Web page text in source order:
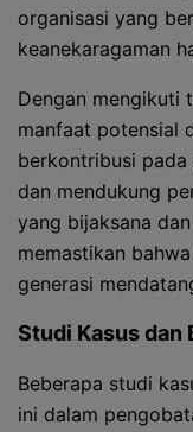
organisasi yang
keanekaragaman
Dengan mengikuti
manfaat potensial
berkontribusi pada
dan mendukung
yang bijaksana
memastikan
generasi
Studi Kasus dan
Beberapa studi
ini dalam